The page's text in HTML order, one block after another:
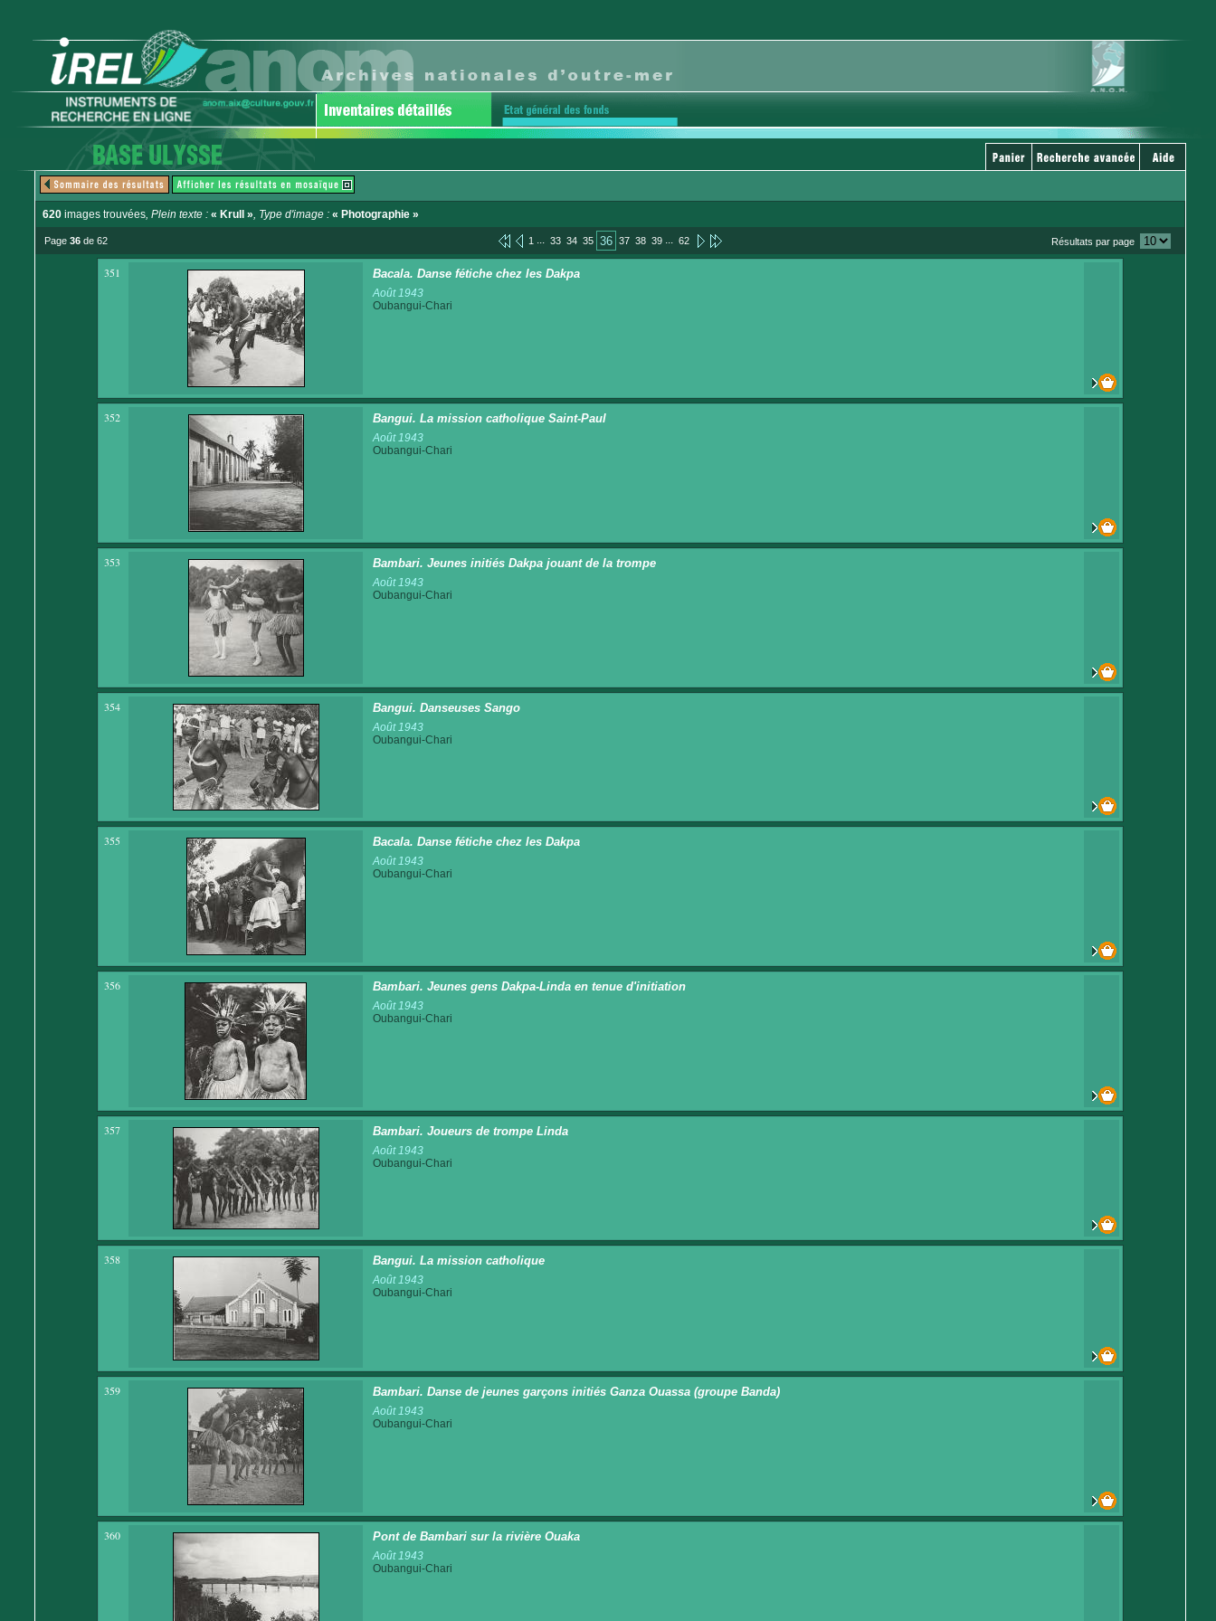
620 images trouvées, Plein texte : « Krull », Type d'image : « Photographie »
Page 36 de 62 1 ... 33 34 35 36 37 38 39 ... 62 Résultats par page
351 Bacala. Danse fétiche chez les Dakpa
Août 1943
Oubangui-Chari
352 Bangui. La mission catholique Saint-Paul
Août 1943
Oubangui-Chari
353 Bambari. Jeunes initiés Dakpa jouant de la trompe
Août 1943
Oubangui-Chari
354 Bangui. Danseuses Sango
Août 1943
Oubangui-Chari
355 Bacala. Danse fétiche chez les Dakpa
Août 1943
Oubangui-Chari
356 Bambari. Jeunes gens Dakpa-Linda en tenue d'initiation
Août 1943
Oubangui-Chari
357 Bambari. Joueurs de trompe Linda
Août 1943
Oubangui-Chari
358 Bangui. La mission catholique
Août 1943
Oubangui-Chari
359 Bambari. Danse de jeunes garçons initiés Ganza Ouassa (groupe Banda)
Août 1943
Oubangui-Chari
360 Pont de Bambari sur la rivière Ouaka
Août 1943
Oubangui-Chari